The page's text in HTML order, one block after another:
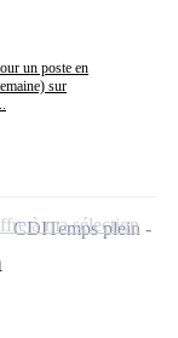
un poste en
sur
CDITemps plein
à ma sélection